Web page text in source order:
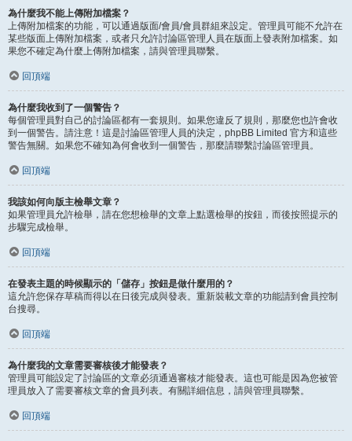
為什麼我不能上傳附加檔案？
上傳附加檔案的功能，可以通過版面/會員/會員群組來設定。管理員可能不允許在
某些版面上傳附加檔案，或者只允許討論區管理人員在版面上發表附加檔案。如
果您不確定為什麼上傳附加檔案，請與管理員聯繫。
回頂端
為什麼我收到了一個警告？
每個管理員對自己的討論區都有一套規則。如果您違反了規則，那麼您也許會收
到一個警告。請注意！這是討論區管理人員的決定，phpBB Limited 官方和這些
警告無關。如果您不確知為何會收到一個警告，那麼請聯繫討論區管理員。
回頂端
我該如何向版主檢舉文章？
如果管理員允許檢舉，請在您想檢舉的文章上點選檢舉的按鈕，而後按照提示的
步驟完成檢舉。
回頂端
在發表主題的時候顯示的「儲存」按鈕是做什麼用的？
這允許您保存草稿而得以在日後完成與發表。重新裝載文章的功能請到會員控制
台搜尋。
回頂端
為什麼我的文章需要審核後才能發表？
管理員可能設定了討論區的文章必須通過審核才能發表。這也可能是因為您被管
理員放入了需要審核文章的會員列表。有關詳細信息，請與管理員聯繫。
回頂端